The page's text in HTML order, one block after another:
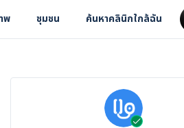
พ ชุมชน ค้นหาคลินิกใกล้ฉัน